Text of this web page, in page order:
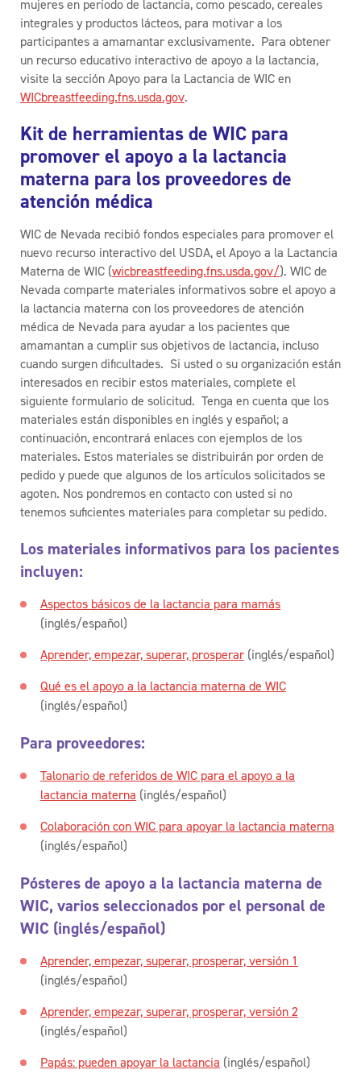
mujeres en período de lactancia, como pescado, cereales
integrales y productos lácteos, para motivar a los
participantes a amamantar exclusivamente. Para obtener
un recurso educativo interactivo de apoyo a la lactancia,
visite la sección Apoyo para la Lactancia de WIC en
WICbreastfeeding.fns.usda.gov.
Kit de herramientas de WIC para
promover el apoyo a la lactancia
materna para los proveedores de
atención médica
WIC de Nevada recibiófondosespeciales para promover el
nuevo recurso interactivo del USDA, el Apoyo a la Lactancia
Materna de WIC (wicbreastfeeding.fns.usda.gov/). WIC de
Nevada comparte materiales informativos sobre el apoyo a
la lactancia materna con los proveedores de atención
médica de Nevada para ayudar a los pacientes que
amamantan a cumplir sus objetivos de lactancia, incluso
cuando surgen dificultades. Si usted o su organización están
interesados en recibir estos materiales, complete el
siguiente formulario de solicitud. Tenga en cuenta que los
materiales están disponiblesen inglésyespañol; a
continuación,encontrará enlacesconejemplos de los
materiales. Estos materiales se distribuirán por orden de
pedidoy puede que algunos de los artículos solicitados se
agoten. Nos pondremos en contacto con usted si no
tenemos suficientes materiales para completar su pedido.
Los materiales informativos para los pacientes
incluyen:
Aspectos básicos de la lactancia para mamás
(inglés/español)
Aprender, empezar, superar, prosperar (inglés/español)
Qué es el apoyo a la lactancia materna de WIC
(inglés/español)
Para proveedores:
Talonario de referidos de WIC para el apoyo a la
lactancia materna (inglés/español)
Colaboración con WIC para apoyar la lactancia materna
(inglés/español)
Pósteres de apoyo a la lactancia materna de
WIC, varios seleccionados por el personal de
WIC (inglés/español)
Aprender, empezar, superar, prosperar, versión 1
(inglés/español)
Aprender, empezar, superar, prosperar, versión 2
(inglés/español)
Papás: pueden apoyar la lactancia (inglés/español)